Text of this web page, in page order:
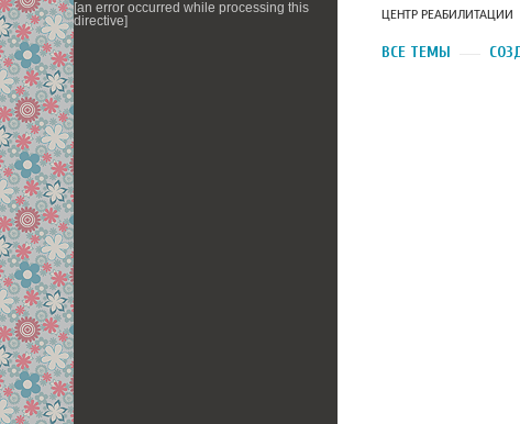
[an error occurred while processing this
directive]
ЦЕНТР РЕАБИЛИТАЦИИ
ВСЕ ТЕМЫ